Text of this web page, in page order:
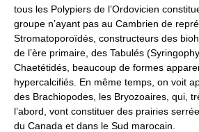
tous les Polypiers de l’Ordovicien
groupe n’ayant pas au Cambrien de
Stromatoporoïdés, constructeurs des
de l’ère primaire, des Tabulés
Chaetétidés, beaucoup de formes
hypercalcifiés. En même temps, on voit
des Brachiopodes, les Bryozoaires, qui,
l’abord, vont constituer des prairies
du Canada et dans le Sud marocain.